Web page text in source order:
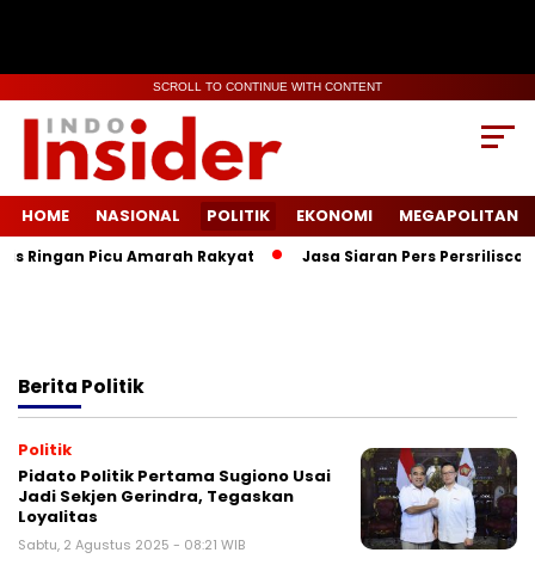
SCROLL TO CONTINUE WITH CONTENT
HOME NASIONAL POLITIK EKONOMI MEGAPOLITAN
Picu Amarah Rakyat Jasa Siaran Pers Persriliscom
Berita Politik
Politik
Pidato Politik Pertama Sugiono Usai
Jadi Sekjen Gerindra, Tegaskan
Loyalitas
Sabtu, 2 Agustus 2025 - 08:21 WIB